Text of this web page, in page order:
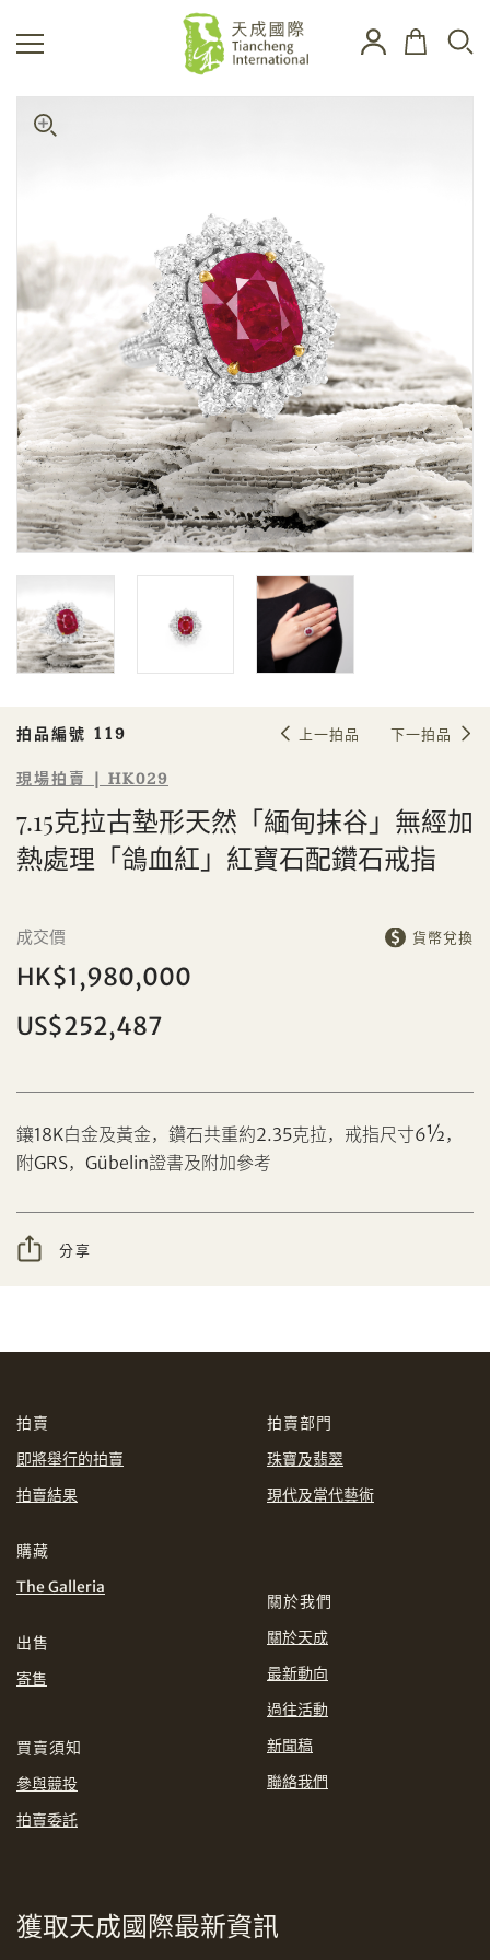
分享到WhatsApp
忘記密碼?
個人 公司
我已閱讀並同意使用條款及私隱政策。
Sale HK029 | 拍品編號 119
7.15克拉古墊形天然「緬甸抹谷」無
經加熱處理「鴿血紅」紅寶石配鑽石
戒指
設定您的最高競投價
現場拍賣 | HK029
拍品編號 119 上一拍品 下一拍品
7.15克拉古墊形天然「緬甸抹谷」無經加
熱處理「鴿血紅」紅寶石配鑽石戒指
成交價 貨幣兌換
HK$1,980,000
US$252,487
鑲18K白金及黃金，鑽石共重約2.35克拉，戒指尺寸6½，
附GRS，Gübelin證書及附加參考
分享
CNY
GBP
MYR
SGD
TWD
拍賣
即將舉行的拍賣
拍賣結果
購藏
The Galleria
出售
寄售
買賣須知
參與競投
拍賣委託
拍賣部門
珠寶及翡翠
現代及當代藝術
關於我們
關於天成
最新動向
過往活動
新聞稿
聯絡我們
獲取天成國際最新資訊